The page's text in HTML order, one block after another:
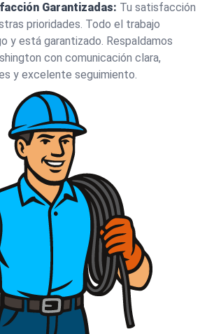
Garantizadas: Tu satisfacción
prioridades. Todo el trabajo
y está garantizado. Respaldamos
con comunicación clara,
y excelente seguimiento.